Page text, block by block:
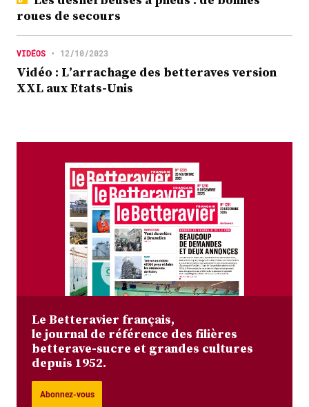
roues de secours
VIDÉOS • 12/10/2023
Vidéo : L’arrachage des betteraves version
XXL aux Etats-Unis
Le Betteravier français,
le journal de référence des filières
betterave-sucre et grandes cultures
depuis 1952.
Abonnez-vous